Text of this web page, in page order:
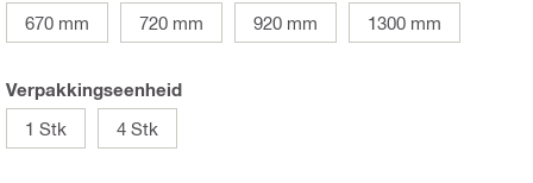
670 mm 720 mm 920 mm 1300 mm
Verpakkingseenheid
1 Stk
4 Stk